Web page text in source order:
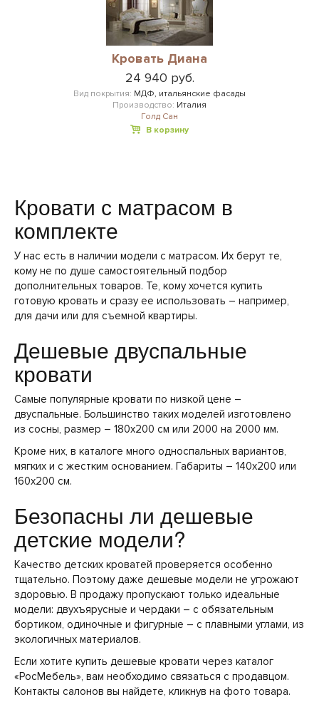
Кровать Диана
24 940 руб.
Вид покрытия: МДФ, итальянские фасады
Производство: Италия
Голд Сан
В корзину
Кровати с матрасом в
комплекте
У нас есть в наличии модели с матрасом. Их берут те,
кому не по душе самостоятельный подбор
дополнительных товаров. Те, кому хочется купить
готовую кровать и сразу ее использовать – например,
для дачи или для съемной квартиры.
Дешевые двуспальные
кровати
Самые популярные кровати по низкой цене –
двуспальные. Большинство таких моделей изготовлено
из сосны, размер – 180х200 см или 2000 на 2000 мм.
Кроме них, в каталоге много односпальных вариантов,
мягких и с жестким основанием. Габариты – 140х200 или
160х200 см.
Безопасны ли дешевые
детские модели?
Качество детских кроватей проверяется особенно
тщательно. Поэтому даже дешевые модели не угрожают
здоровью. В продажу пропускают только идеальные
модели: двухъярусные и чердаки – с обязательным
бортиком, одиночные и фигурные – с плавными углами, из
экологичных материалов.
Если хотите купить дешевые кровати через каталог
«РосМебель», вам необходимо связаться с продавцом.
Контакты салонов вы найдете, кликнув на фото товара.